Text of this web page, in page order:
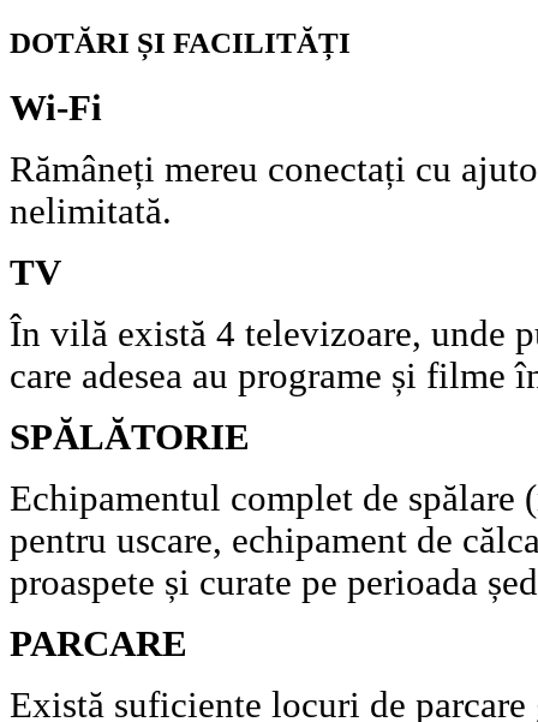
DOTĂRI ȘI FACILITĂȚI
Wi-Fi
Rămâneți mereu conectați cu
nelimitată.
TV
În vilă există 4 televizoare, unde
care adesea au programe și filme
SPĂLĂTORIE
Echipamentul complet de spălare
pentru uscare, echipament de
proaspete și curate pe perioada
PARCARE
Există suficiente locuri de